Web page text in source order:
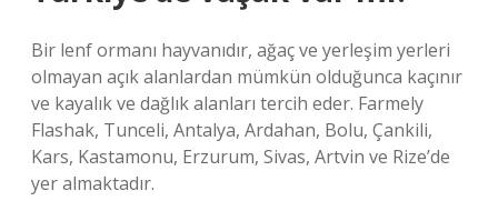
Bir lenf ormanı hayvanıdır, ağaç ve yerleşim yerleri
olmayan açık alanlardan mümkün olduğunca kaçınır
ve kayalık ve dağlık alanları tercih eder. Farmely
Flashak, Tunceli, Antalya, Ardahan, Bolu, Çankili,
Kars, Kastamonu, Erzurum, Sivas, Artvin ve Rize’de
yer almaktadır.